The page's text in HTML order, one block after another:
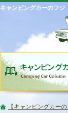
キャンピングカーのフジ
【キャンピングカー